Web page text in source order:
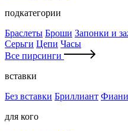
подкатегории
Браслеты Броши Запонки и
Серьги Цепи Часы
Все пирсинги
вставки
Без вставки Бриллиант
для кого